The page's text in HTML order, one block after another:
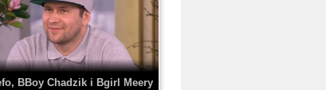
BBoy Chadzik i Bgirl Meery